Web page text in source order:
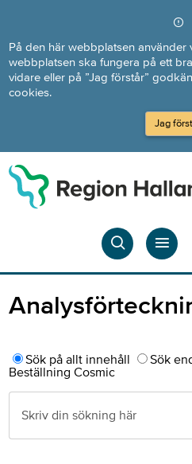
På den här webbplatsen
webbplatsen ska fungera på ett
vidare eller på ”Jag förstår”
cookies.
Jag
Sök på allt innehåll
Sök
Beställning Cosmic